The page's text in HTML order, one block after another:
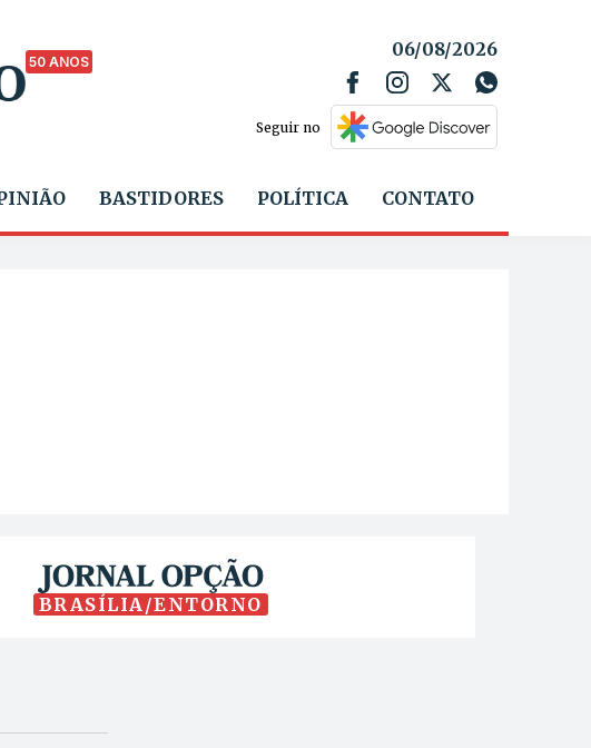
50 ANOS
06/08/2026
Seguir no
BASTIDORES POLÍTICA CONTATO
BRASÍLIA/ENTORNO